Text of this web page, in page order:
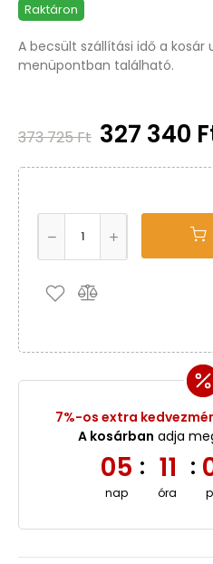
Raktáron
A becsült szállítási idő a kosár
menüpontban található.
373 725 Ft 327 340
7%-os extra
A kosárban adja
05
nap
: 11
óra
: